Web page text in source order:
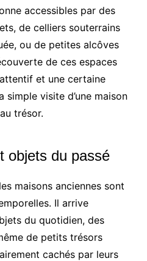
accessibles par des
de celliers souterrains
ou de petites alcôves
de ces espaces
et une certaine
visite d’une maison
trésor.
objets du passé
maisons anciennes sont
Il arrive
du quotidien, des
de petits trésors
cachés par leurs